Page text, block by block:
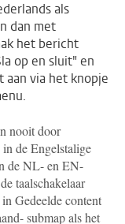
als
dan met
het bericht
op en sluit" en
aan via het knopje
nooit door
de Engelstalige
de NL- en EN-
taalschakelaar
Gedeelde content
submap als het